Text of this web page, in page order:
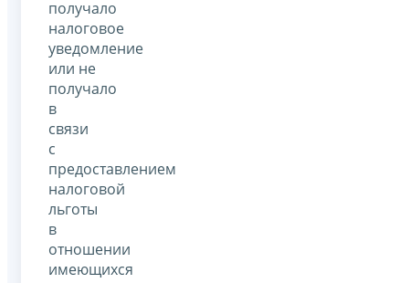
получало
налоговое
уведомление
или не
получало
в
связи
с
предоставлением
налоговой
льготы
в
отношении
имеющихся